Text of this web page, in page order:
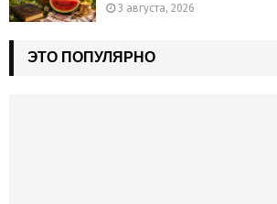
3 августа, 2026
ЭТО ПОПУЛЯРНО